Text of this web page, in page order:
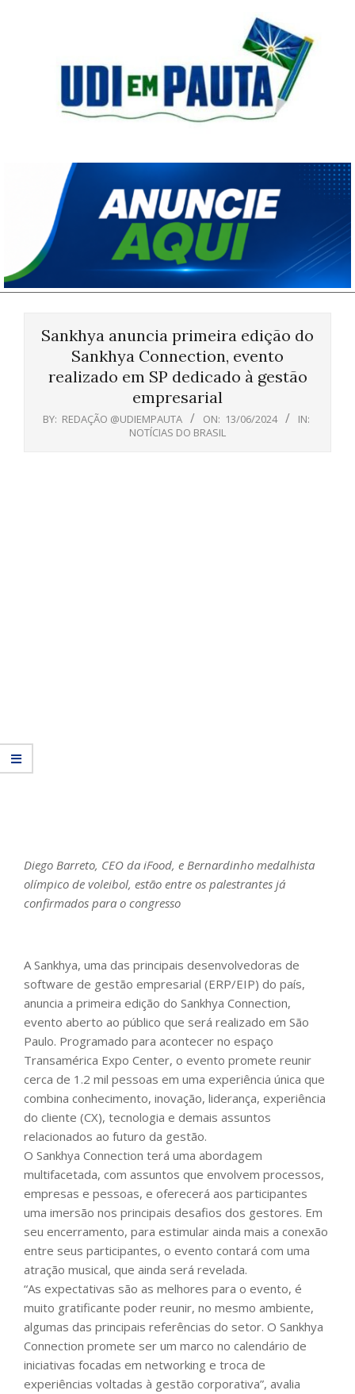
Pauta
Sankhya anuncia primeira edição do
Sankhya Connection, evento
realizado em SP dedicado à gestão
empresarial
BY: REDAÇÃO @UDIEMPAUTA ON: 13/06/2024
IN:
NOTÍCIAS DO BRASIL
Diego Barreto, CEO da iFood, e Bernardinho medalhista
olímpico de voleibol, estão entre os palestrantes já
confirmados para o congresso
A Sankhya, uma das principais desenvolvedoras de
software de gestão empresarial (ERP/EIP) do país,
anuncia a primeira edição do Sankhya Connection,
evento aberto ao público que será realizado em São
Paulo. Programado para acontecer no espaço
Transamérica Expo Center, o evento promete reunir
cerca de 1.2 mil pessoas em uma experiência única que
combina conhecimento, inovação, liderança, experiência
do cliente (CX), tecnologia e demais assuntos
relacionados ao futuro da gestão.
O Sankhya Connection terá uma abordagem
multifacetada, com assuntos que envolvem processos,
empresas e pessoas, e oferecerá aos participantes
uma imersão nos principais desafios dos gestores. Em
seu encerramento, para estimular ainda mais a conexão
entre seus participantes, o evento contará com uma
atração musical, que ainda será revelada.
“As expectativas são as melhores para o evento, é
muito gratificante poder reunir, no mesmo ambiente,
algumas das principais referências do setor. O Sankhya
Connection promete ser um marco no calendário de
iniciativas focadas em networking e troca de
experiências voltadas à gestão corporativa”, avalia